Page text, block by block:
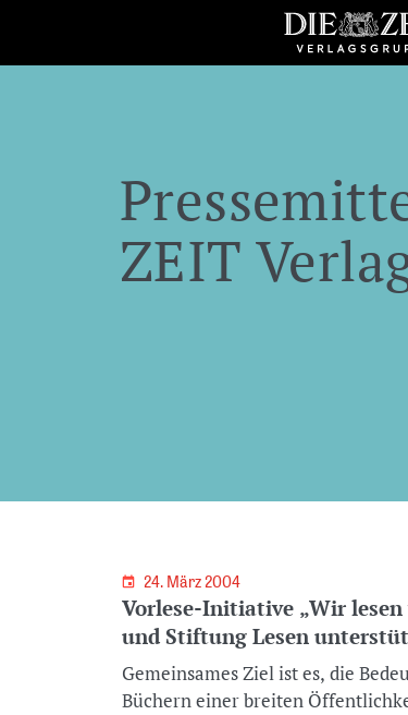
ZEIT
24. März 2004
Vorlese-Initiative „Wir
und Stiftung Lesen
Gemeinsames Ziel ist es, die
Büchern einer breiten